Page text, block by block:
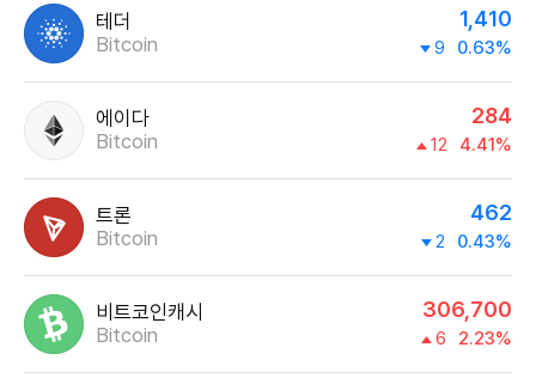
테더
Bitcoin
1,410
9 0.63%
에이다
Bitcoin
284
12 4.41%
트론
Bitcoin
462
2 0.43%
비트코인캐시
Bitcoin
306,700
6 2.23%